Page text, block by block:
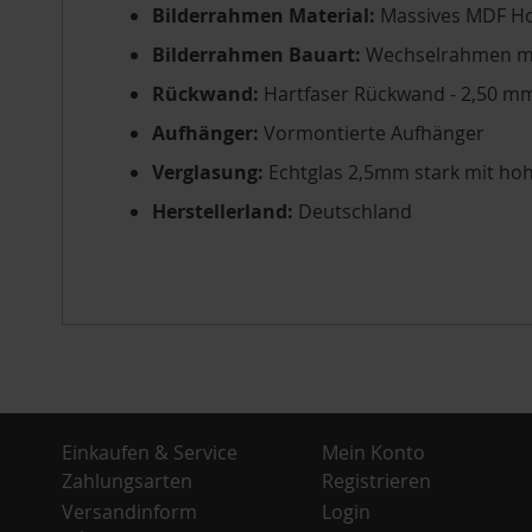
Bilderrahmen Material: Massives MDF
Bilderrahmen Bauart: Wechselrahmen
Rückwand: Hartfaser Rückwand - 2,50
Aufhänger: Vormontierte Aufhänger
Verglasung: Echtglas 2,5mm stark mit
Herstellerland: Deutschland
Einkaufen & Service
Zahlungsarten
Versandinform
Mein Konto
Registrieren
Login